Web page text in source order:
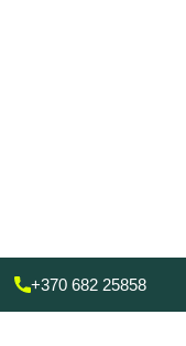
+370 682 25858